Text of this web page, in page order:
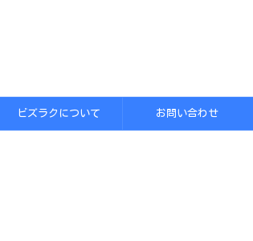
ビズラクについて お問い合わせ